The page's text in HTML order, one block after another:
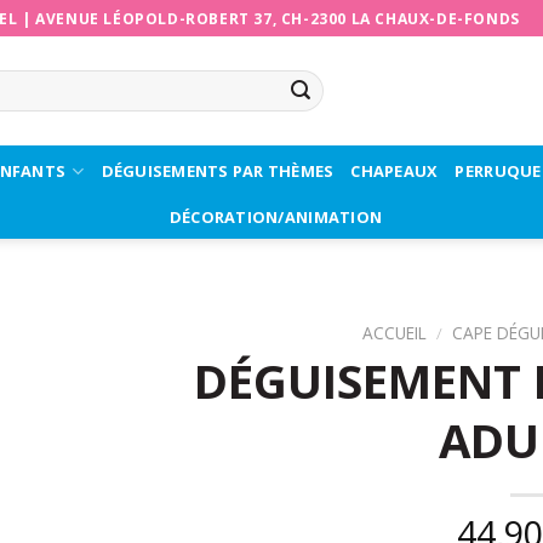
|AVENUE LÉOPOLD-ROBERT 37, CH-2300 LA CHAUX-DE-FONDS
DÉGUISEMENTS PAR THÈMES CHAPEAUX
DÉCORATION/ANIMATION
ACCUEIL / CAPE
DÉGUISEMENT